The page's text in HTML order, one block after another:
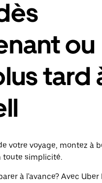
ou
tard
votre voyage, montez à
toute simplicité.
à l'avance? Avec Uber